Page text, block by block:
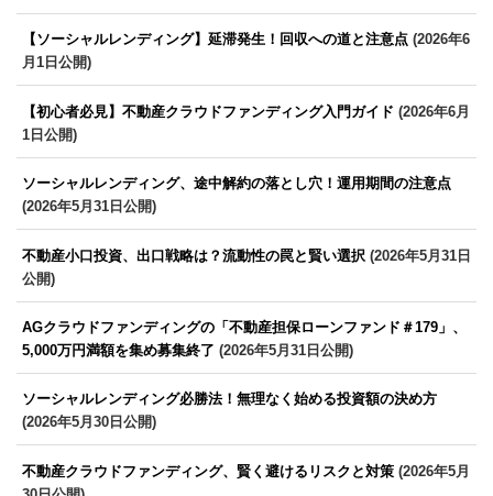
【ソーシャルレンディング】延滞発生！回収への道と注意点 (2026年6
月1日公開)
【初心者必見】不動産クラウドファンディング入門ガイド (2026年6月
1日公開)
ソーシャルレンディング、途中解約の落とし穴！運用期間の注意点
(2026年5月31日公開)
不動産小口投資、出口戦略は？流動性の罠と賢い選択 (2026年5月31日
公開)
AGクラウドファンディングの「不動産担保ローンファンド＃179」、
5,000万円満額を集め募集終了 (2026年5月31日公開)
ソーシャルレンディング必勝法！無理なく始める投資額の決め方
(2026年5月30日公開)
不動産クラウドファンディング、賢く避けるリスクと対策 (2026年5月